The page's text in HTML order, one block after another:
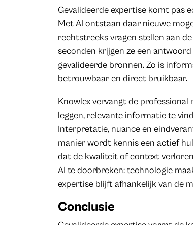
Gevalideerde expertise komt pas
Met AI ontstaan daar nieuwe
rechtstreeks vragen stellen aan
seconden krijgen ze een
gevalideerde bronnen. Zo is
betrouwbaar en direct bruikbaar.
Knowlex vervangt de
leggen, relevante informatie te
Interpretatie, nuance en
manier wordt kennis een actief
dat de kwaliteit of context
AI te doorbreken: technologie
expertise blijft afhankelijk van de
Conclusie